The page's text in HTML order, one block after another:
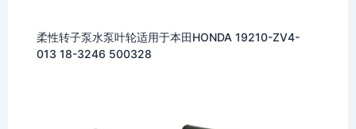
柔性转子泵水泵叶轮适用于本田HONDA 19210-ZV4-
013 18-3246 500328